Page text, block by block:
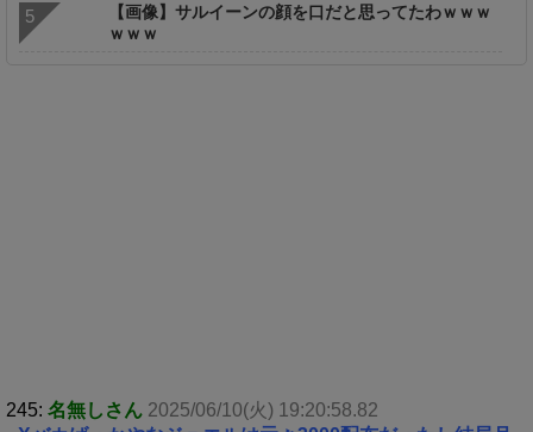
【画像】サルイーンの顔を口だと思ってたわｗｗｗ
ｗｗｗ
245: 名無しさん 2025/06/10(火) 19:20:58.82